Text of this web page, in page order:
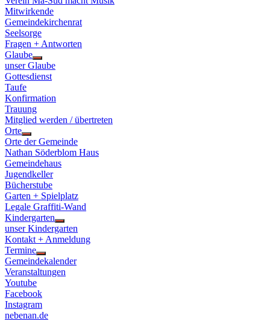
Mitwirkende
Gemeindekirchenrat
Seelsorge
Fragen + Antworten
Glaube
Show
sub
menu
unser Glaube
Gottesdienst
Taufe
Konfirmation
Trauung
Mitglied werden / übertreten
Orte
Show
sub
menu
Orte der Gemeinde
Nathan Söderblom Haus
Gemeindehaus
Jugendkeller
Bücherstube
Garten + Spielplatz
Legale Graffiti-Wand
Kindergarten
Show
sub
menu
unser Kindergarten
Kontakt + Anmeldung
Termine
Show
sub
menu
Gemeindekalender
Veranstaltungen
Youtube
Facebook
Instagram
nebenan.de